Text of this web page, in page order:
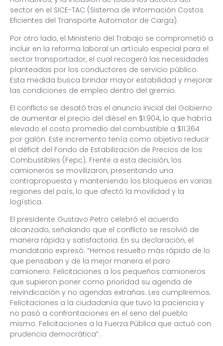
sector en el SICE-TAC (Sistema de Información Costos
Eficientes del Transporte Automotor de Carga).
Por otro lado, el Ministerio del Trabajo se comprometió a
incluir en la reforma laboral un artículo especial para el
sector transportador, el cual recogerá las necesidades
planteadas por los conductores de servicio público.
Esta medida busca brindar mayor estabilidad y mejorar
las condiciones de empleo dentro del gremio.
El conflicto se desató tras el anuncio inicial del Gobierno
de aumentar el precio del diésel en $1.904, lo que habría
elevado el costo promedio del combustible a $11.364
por galón. Este incremento tenía como objetivo reducir
el déficit del Fondo de Estabilización de Precios de los
Combustibles (Fepc). Frente a esta decisión, los
camioneros se movilizaron, presentando una
contrapropuesta y manteniendo los bloqueos en varias
regiones del país, lo que afectó la movilidad y la
logística.
El presidente Gustavo Petro celebró el acuerdo
alcanzado, señalando que el conflicto se resolvió de
manera rápida y satisfactoria. En su declaración, el
mandatario expresó: “Hemos resuelto más rápido de lo
que pensaban y de la mejor manera el paro
camionero. Felicitaciones a los pequeños camioneros
que supieron poner como prioridad su agenda de
reivindicación y no agendas extrañas. Les cumpliremos.
Felicitaciones a la ciudadanía que tuvo la paciencia y
no pasó a confrontaciones en el seno del pueblo
mismo. Felicitaciones a la Fuerza Pública que actuó con
prudencia democrática”.